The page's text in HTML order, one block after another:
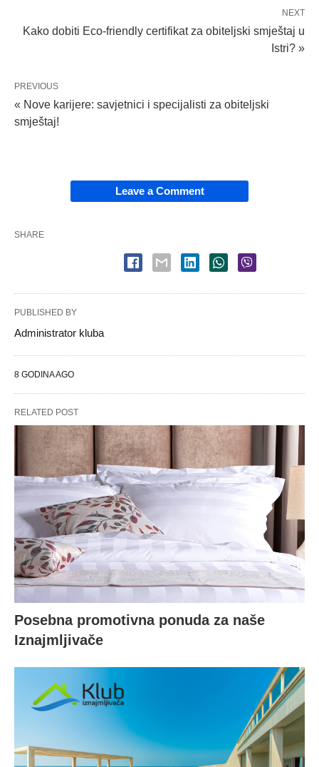
NEXT
Kako dobiti Eco-friendly certifikat za obiteljski smještaj u
Istri? »
PREVIOUS
« Nove karijere: savjetnici i specijalisti za obiteljski
smještaj!
Leave a Comment
SHARE
PUBLISHED BY
Administrator kluba
8 GODINA AGO
RELATED POST
Posebna promotivna ponuda za naše
Iznajmljivače